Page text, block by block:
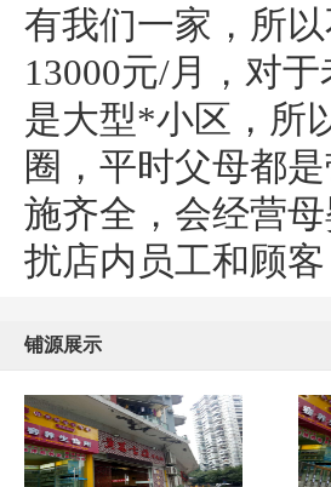
有我们一家，所
13000元/月，对
是大型*小区，所
圈，平时父母都
施齐全，会经营
扰店内员工和顾
铺源展示